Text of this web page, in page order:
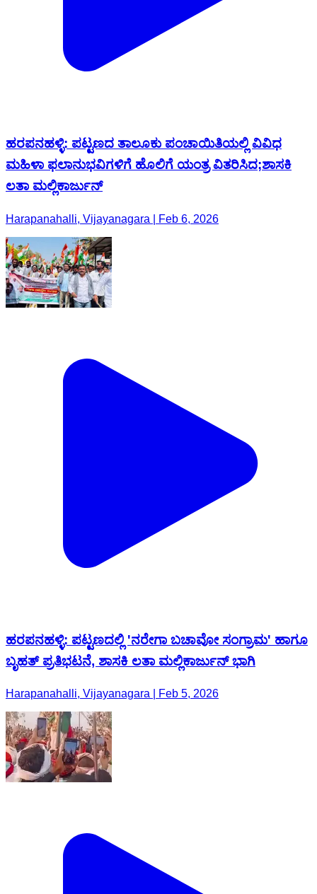
ಹರಪನಹಳ್ಳಿ: ಪಟ್ಟಣದ ತಾಲೂಕು ಪಂಚಾಯಿತಿಯಲ್ಲಿ ವಿವಿಧ
ಮಹಿಳಾ ಫಲಾನುಭವಿಗಳಿಗೆ ಹೊಲಿಗೆ ಯಂತ್ರ ವಿತರಿಸಿದ;ಶಾಸಕಿ
ಲತಾ ಮಲ್ಲಿಕಾರ್ಜುನ್
Harapanahalli, Vijayanagara | Feb 6, 2026
ಹರಪನಹಳ್ಳಿ: ಪಟ್ಟಣದಲ್ಲಿ 'ನರೇಗಾ ಬಚಾವೋ ಸಂಗ್ರಾಮ' ಹಾಗೂ
ಬೃಹತ್ ಪ್ರತಿಭಟನೆ, ಶಾಸಕಿ ಲತಾ ಮಲ್ಲಿಕಾರ್ಜುನ್ ಭಾಗಿ
Harapanahalli, Vijayanagara | Feb 5, 2026